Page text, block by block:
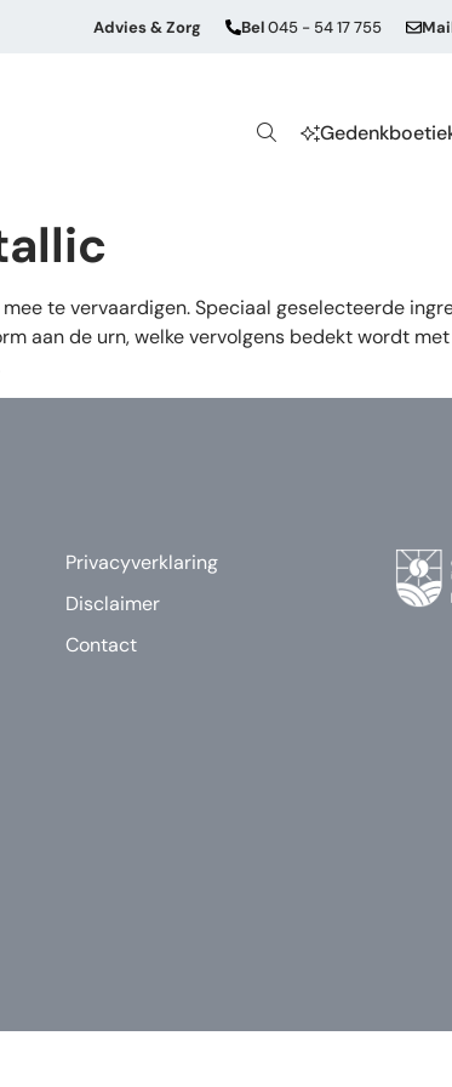
Advies & Zorg Bel045 - 54 17 755
te vervaardigen. Speciaal geselecteerde
aan de urn, welke vervolgens bedekt wordt
Privacyverklaring
Disclaimer
Contact